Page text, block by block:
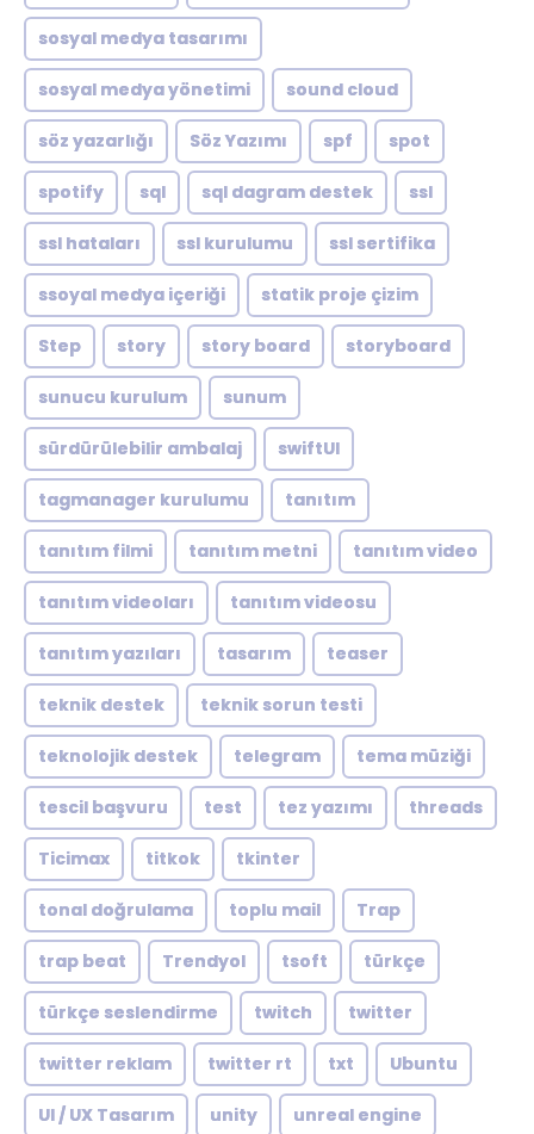
sosyal medya tasarımı
sosyal medya yönetimi sound cloud
söz yazarlığı Söz Yazımı spf spot
spotify sql sql dagram destek ssl
ssl hataları ssl kurulumu ssl sertifika
ssoyal medya içeriği statik proje çizim
Step story story board storyboard
sunucu kurulum sunum
sürdürülebilir ambalaj swiftUI
tagmanager kurulumu tanıtım
tanıtım filmi tanıtım metni tanıtım video
tanıtım videoları tanıtım videosu
tanıtım yazıları tasarım teaser
teknik destek teknik sorun testi
teknolojik destek telegram tema müziği
tescil başvuru test tez yazımı threads
Ticimax titkok tkinter
tonal doğrulama toplu mail Trap
trap beat Trendyol tsoft türkçe
türkçe seslendirme twitch twitter
twitter reklam twitter rt txt Ubuntu
UI / UX Tasarım unity unreal engine